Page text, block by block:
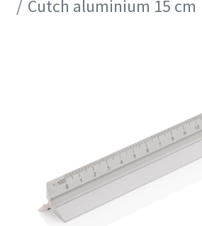
Cutch aluminium 15 cm